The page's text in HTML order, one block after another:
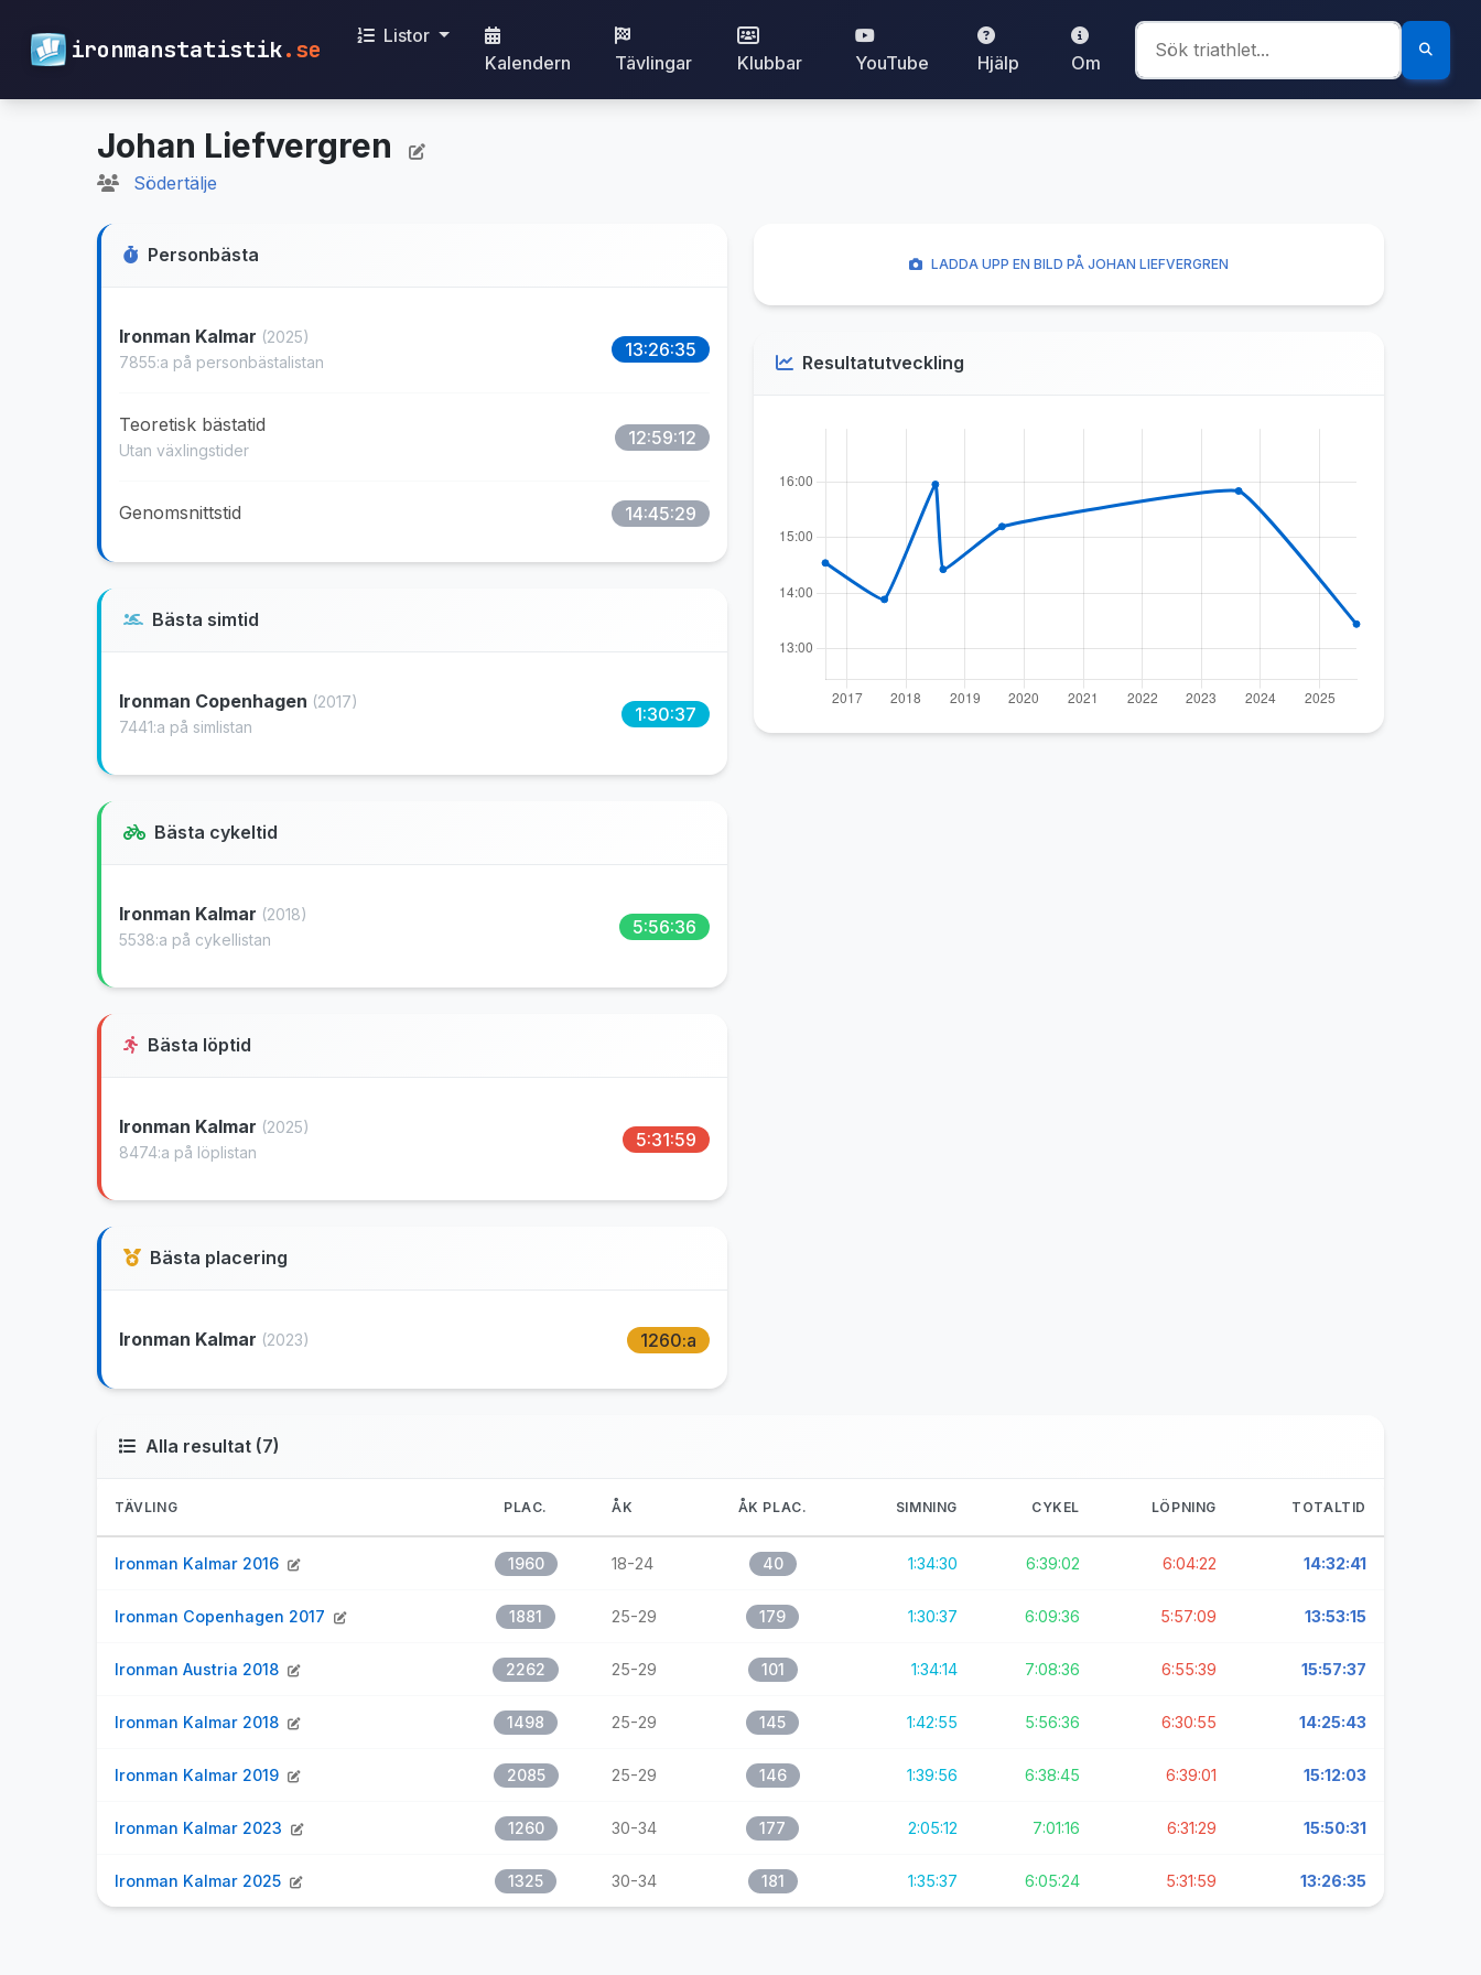
ironmanstatistik.se
Listor
Kalendern
Tävlingar Klubbar YouTube Hjälp Om
Johan Liefvergren
Södertälje
Personbästa
Ironman Kalmar (2025)
7855:a på personbästalistan
13:26:35
Teoretisk bästatid
Utan växlingstider
12:59:12
Genomsnittstid 14:45:29
Bästa simtid
Ironman Copenhagen (2017)
7441:a på simlistan
1:30:37
Bästa cykeltid
Ironman Kalmar (2018)
5538:a på cykellistan
5:56:36
Bästa löptid
Ironman Kalmar (2025)
8474:a på löplistan
5:31:59
Bästa placering
Ironman Kalmar (2023) 1260:a
LADDA UPP EN BILD PÅ JOHAN LIEFVERGREN
Resultatutveckling
Alla resultat (7)
TÄVLING PLAC. ÅK ÅK PLAC. SIMNING CYKEL LÖPNING TOTALTID
Ironman Kalmar 2016 1960 18-24 40 1:34:30 6:39:02 6:04:22 14:32:41
Ironman Copenhagen 2017 1881 25-29 179 1:30:37 6:09:36 5:57:09 13:53:15
Ironman Austria 2018 2262 25-29 101 1:34:14 7:08:36 6:55:39 15:57:37
Ironman Kalmar 2018 1498 25-29 145 1:42:55 5:56:36 6:30:55 14:25:43
Ironman Kalmar 2019 2085 25-29 146 1:39:56 6:38:45 6:39:01 15:12:03
Ironman Kalmar 2023 1260 30-34 177 2:05:12 7:01:16 6:31:29 15:50:31
Ironman Kalmar 2025 1325 30-34 181 1:35:37 6:05:24 5:31:59 13:26:35